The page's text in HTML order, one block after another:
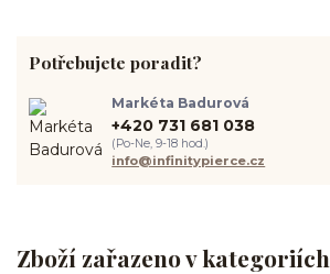
Zboží zařazeno v kategoriích
Potřebujete poradit?
Markéta Badurová
+420 731 681 038
(Po-Ne, 9-18 hod.)
info@infinitypierce.cz